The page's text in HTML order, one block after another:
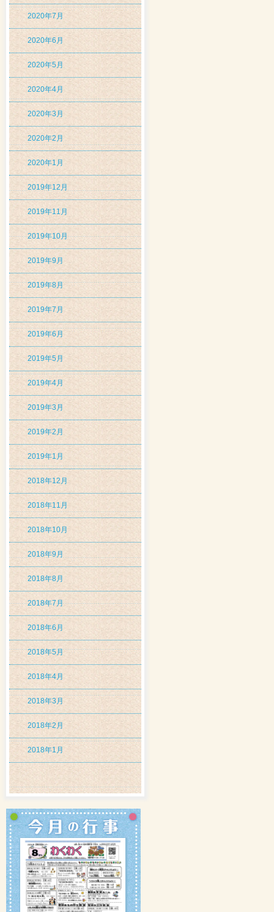
2020年7月
2020年6月
2020年5月
2020年4月
2020年3月
2020年2月
2020年1月
2019年12月
2019年11月
2019年10月
2019年9月
2019年8月
2019年7月
2019年6月
2019年5月
2019年4月
2019年3月
2019年2月
2019年1月
2018年12月
2018年11月
2018年10月
2018年9月
2018年8月
2018年7月
2018年6月
2018年5月
2018年4月
2018年3月
2018年2月
2018年1月